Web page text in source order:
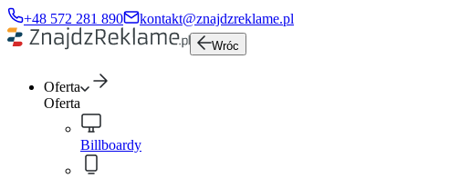
+48 572 281 890 kontakt@znajdzreklame.pl
Wróc
Oferta
Oferta
Billboardy